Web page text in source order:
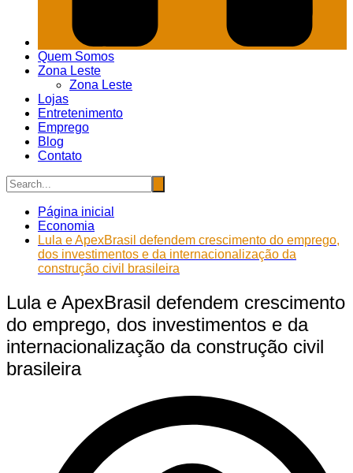
Quem Somos
Zona Leste
Zona Leste
Lojas
Entretenimento
Emprego
Blog
Contato
Página inicial
Economia
Lula e ApexBrasil defendem crescimento do emprego,
dos investimentos e da internacionalização da
construção civil brasileira
Lula e ApexBrasil defendem crescimento
do emprego, dos investimentos e da
internacionalização da construção civil
brasileira